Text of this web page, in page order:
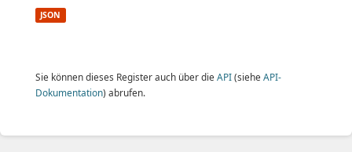
JSON
Sie können dieses Register auch über die API(siehe API-
Dokumentation) abrufen.